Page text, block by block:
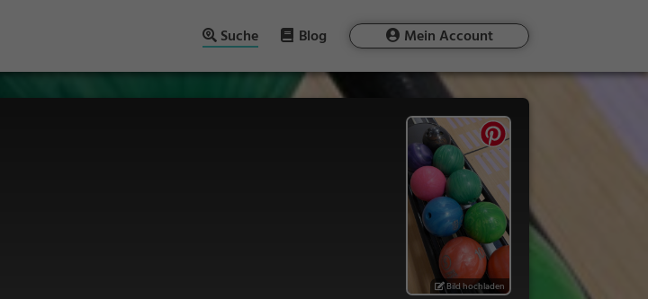
Suche Blog Mein Account
Bild hochladen